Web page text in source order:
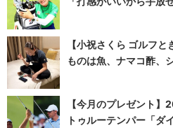
【小祝さくら ゴルフ
ものは魚、ナマコ酢、
【今月のプレゼント
トゥルーテンパー「ダ